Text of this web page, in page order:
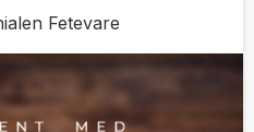
Fetevare